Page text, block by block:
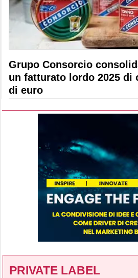
Grupo Consorcio
un fatturato lordo 2025 di
di euro
PRIVATE LABEL